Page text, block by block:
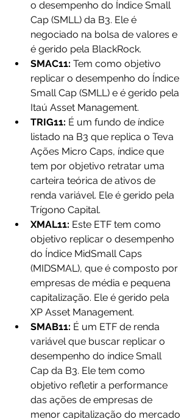
o desempenho do Índice Small
Cap (SMLL) da B3. Ele é
negociado na bolsa de valores e
é gerido pela BlackRock.
SMAC11: Tem como objetivo
replicar o desempenho do Índice
Small Cap (SMLL) e é gerido pela
Itaú Asset Management.
TRIG11: É um fundo de índice
listado na B3 que replica o Teva
Ações Micro Caps, índice que
tem por objetivo retratar uma
carteira teórica de ativos de
renda variável. Ele é gerido pela
Trígono Capital.
XMAL11: Este ETF tem como
objetivo replicar o desempenho
do Índice MidSmall Caps
(MIDSMAL), que é composto por
empresas de média e pequena
capitalização. Ele é gerido pela
XP Asset Management.
SMAB11: É um ETF de renda
variável que buscar replicar o
desempenho do índice Small
Cap da B3. Ele tem como
objetivo refletir a performance
das ações de empresas de
menor capitalização do mercado